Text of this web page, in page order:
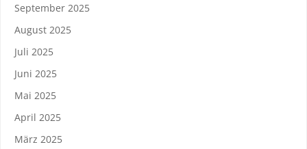
September 2025
August 2025
Juli 2025
Juni 2025
Mai 2025
April 2025
März 2025